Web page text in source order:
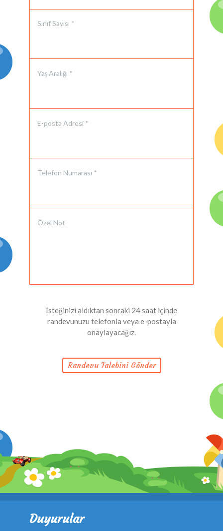
Sınıf Sayısı *
Yaş Aralığı *
E-posta Adresi *
Telefon Numarası *
Özel Not
İsteğinizi aldıktan sonraki 24 saat içinde
randevunuzu telefonla veya e-postayla
onaylayacağız.
Duyurular